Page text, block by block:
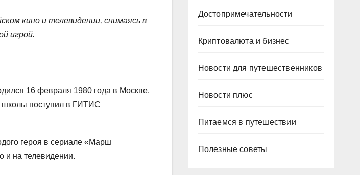
кино и телевидении, снимаясь в
игрой.
16 февраля 1980 года в Москве.
школы поступил в ГИТИС
героя в сериале «Марш
и на телевидении.
Достопримечательности
Криптовалюта и бизнес
Новости для путешественников
Новости плюс
Питаемся в путешествии
Полезные советы